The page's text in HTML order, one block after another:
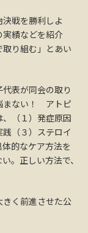
戦を勝利しよ
実績などを紹介
り組む」とあい
表が同会の取り
まない！ アトピ
（１）発症原因
（３）ステロイ
体的なケア方法を
。正しい方法で、
く前進させた公